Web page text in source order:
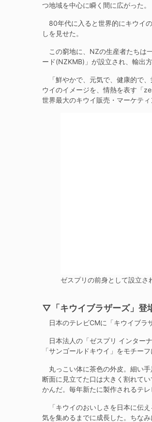
つ地域を中心に瞬く間に広がった。
80年代に入ると世界的にキウイ
しを見せた。
この窮地に、NZの生産者たちは
ード(NZKMB)」が設立され、輸出
「鮮やかで、元気で、健康的で
ウイのイメージを、情熱を表す「
世界最大のキウイ販売・マーケテ
ゼスプリの前身として設立さ
▽「キウイブラザーズ」登
日本のテレビCMに「キウイブラ
日本法人の「ゼスプリ インター
「サンゴールドキウイ」をモチー
丸っこい体に茶色の外皮。細い
断面に見立てた口は大きく割れて
かんだ。毎年新たに製作されるテ
「キウイのおいしさを日本に伝
気を集めるまでに成長した。ちな